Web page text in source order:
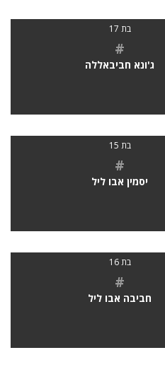
בת 17
#
ג'ונא חביבאללה
בת 15
#
יסמין אבו ליל
בת 16
#
חביבה אבו ליל